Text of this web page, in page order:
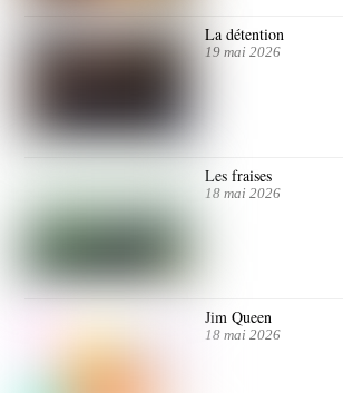
La détention
19 mai 2026
Les fraises
18 mai 2026
Jim Queen
18 mai 2026